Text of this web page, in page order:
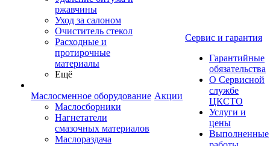
ржавчины
Уход за салоном
Очиститель стекол
Расходные и
протирочные
материалы
Ещё
Маслосменное оборудование
Маслосборники
Нагнетатели
смазочных материалов
Маслораздача
Акции
Сервис и гарантия
Гарантийные
обязательства
О Сервисной
службе
ЦКСТО
Услуги и
цены
Выполненные